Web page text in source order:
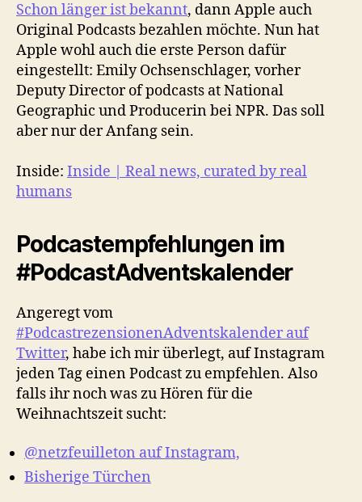
Schon länger ist bekannt, dann Apple auch
Original Podcasts bezahlen möchte. Nun hat
Apple wohl auch die erste Person dafür
eingestellt: Emily Ochsenschlager, vorher
Deputy Director of podcasts at National
Geographic und Producerin bei NPR. Das soll
aber nur der Anfang sein.
Inside: Inside | Real news, curated by real
humans
Podcastempfehlungen im
#PodcastAdventskalender
Angeregt vom
#PodcastrezensionenAdventskalender auf
Twitter, habe ich mir überlegt, auf Instagram
jeden Tag einen Podcast zu empfehlen. Also
falls ihr noch was zu Hören für die
Weihnachtszeit sucht:
@netzfeuilleton auf Instagram,
Bisherige Türchen